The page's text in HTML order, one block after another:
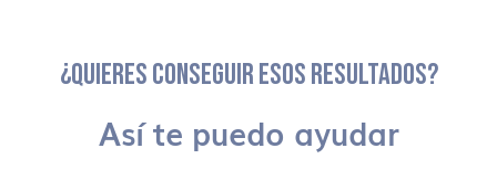
¿QUIERES CONSEGUIR ESOS RESULTADOS?
Así te puedo ayudar